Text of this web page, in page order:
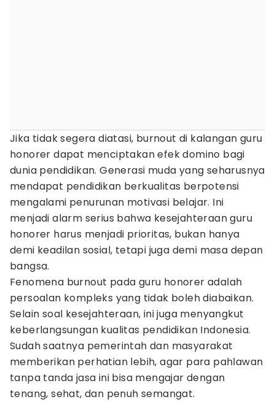
Jika tidak segera diatasi, burnout di kalangan guru
honorer dapat menciptakan efek domino bagi
dunia pendidikan. Generasi muda yang seharusnya
mendapat pendidikan berkualitas berpotensi
mengalami penurunan motivasi belajar. Ini
menjadi alarm serius bahwa kesejahteraan guru
honorer harus menjadi prioritas, bukan hanya
demi keadilan sosial, tetapi juga demi masa depan
bangsa.
Fenomena burnout pada guru honorer adalah
persoalan kompleks yang tidak boleh diabaikan.
Selain soal kesejahteraan, ini juga menyangkut
keberlangsungan kualitas pendidikan Indonesia.
Sudah saatnya pemerintah dan masyarakat
memberikan perhatian lebih, agar para pahlawan
tanpa tanda jasa ini bisa mengajar dengan
tenang, sehat, dan penuh semangat.